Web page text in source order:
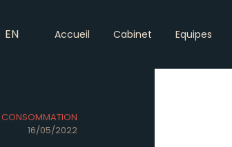
EN Accueil Cabinet Equipes
CONSOMMATION
16/05/2022